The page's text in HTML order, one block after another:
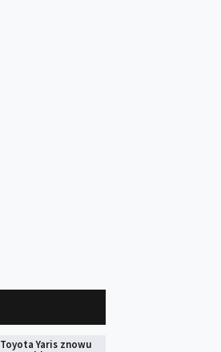
Toyota Yaris znowu